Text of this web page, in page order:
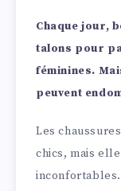
Chaque jour,
talons pour
féminines.
peuvent
Les
chics, mais